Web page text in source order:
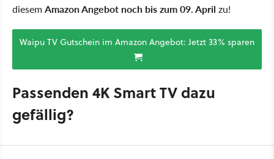
diesemAmazon Angebot noch bis zum 09. April zu!
Waipu TV Gutschein im Amazon Angebot: Jetzt 33% sparen
Passenden 4K Smart TV dazu
gefällig?